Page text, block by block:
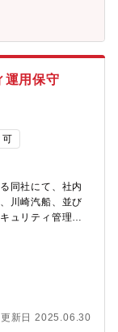
運用保守
可
同社にて、社内
川崎汽船、並び
ュリティ管理、
サーバー、スト
た状態で運用、
よびグループ会
リティ対策の立
ジェクトの全体
更新日 2025.06.30